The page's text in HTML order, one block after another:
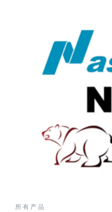
所 有 产 品